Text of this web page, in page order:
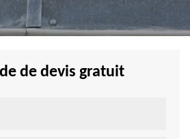
de devis gratuit